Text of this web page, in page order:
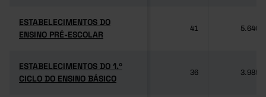
ESTABELECIMENTOS DO
ENSINO PRÉ-ESCOLAR
ESTABELECIMENTOS DO
ENSINO PRÉ-ESCOLAR
41 5.640
ESTABELECIMENTOS DO 1.º
CICLO DO ENSINO BÁSICO
ESTABELECIMENTOS DO 1.º
CICLO DO ENSINO BÁSICO
36 3.985